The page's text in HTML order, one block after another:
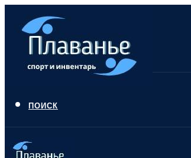
ПОИСК